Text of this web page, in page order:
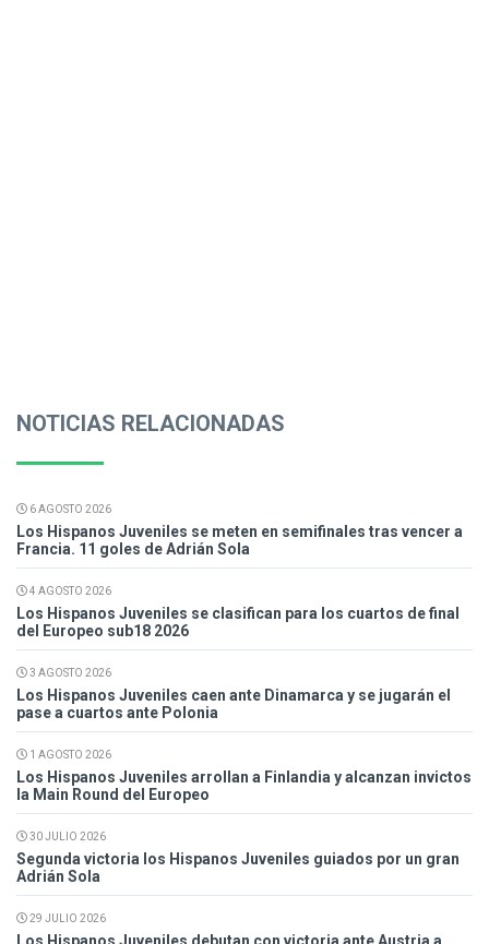
NOTICIAS RELACIONADAS
6 AGOSTO 2026
Los Hispanos Juveniles se meten en semifinales tras vencer a
Francia. 11 goles de Adrián Sola
4 AGOSTO 2026
Los Hispanos Juveniles se clasifican para los cuartos de final
del Europeo sub18 2026
3 AGOSTO 2026
Los Hispanos Juveniles caen ante Dinamarca y se jugarán el
pase a cuartos ante Polonia
1 AGOSTO 2026
Los Hispanos Juveniles arrollan a Finlandia y alcanzan invictos
la Main Round del Europeo
30 JULIO 2026
Segunda victoria los Hispanos Juveniles guiados por un gran
Adrián Sola
29 JULIO 2026